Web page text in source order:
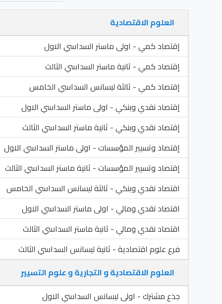
العلوم الاقتصادية
إقتصاد كمي - اولى ماستر السداسي الاول
إقتصاد كمي - ثانية ماستر السداسي الثالث
إقتصاد كمي - ثالثة ليسانس السداسي الخامس
إقتصاد نقدي وبنكي - اولى ماستر السداسي الاول
إقتصاد نقدي وبنكي - ثانية ماستر السداسي الثالث
إقتصاد وتسيير المؤسسات - اولى ماستر السداسي الاول
إقتصاد وتسيير المؤسسات - ثانية ماستر السداسي الثالث
اقتصاد نقدي وبنكي - ثالثة ليسانس السداسي الخامس
اقتصاد نقدي ومالي - اولى ماستر السداسي الاول
اقتصاد نقدي ومالي - ثانية ماستر السداسي الثالث
فرع علوم اقتصادية - ثانية ليسانس السداسي الثالث
العلوم الاقتصادية و التجارية و علوم التسيير
جذع مشترك - اولى ليسانس السداسي الاول